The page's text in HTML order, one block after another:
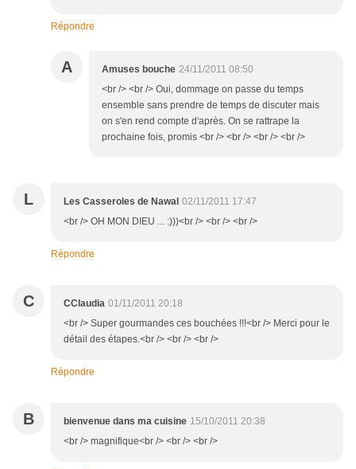
Répondre
A Amuses bouche 24/11/2011 08:50
<br /> <br /> Oui, dommage on passe du temps
ensemble sans prendre de temps de discuter mais
on s'en rend compte d'après. On se rattrape la
prochaine fois, promis <br /> <br /> <br /> <br />
L Les Casseroles de Nawal 02/11/2011 17:47
<br /> OH MON DIEU ... :)))<br /> <br /> <br />
Répondre
C CClaudia 01/11/2011 20:18
<br /> Super gourmandes ces bouchées !!!<br /> Merci pour le
détail des étapes.<br /> <br /> <br />
Répondre
B bienvenue dans ma cuisine 15/10/2011 20:38
<br /> magnifique<br /> <br /> <br />